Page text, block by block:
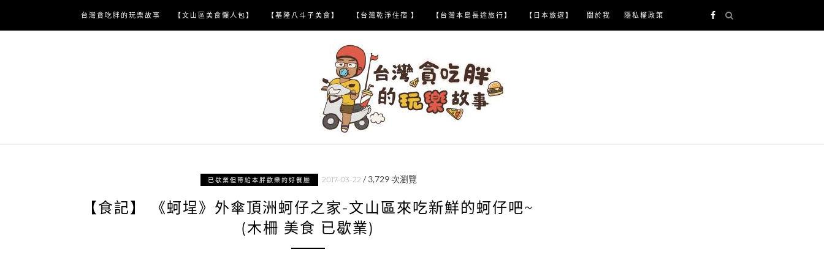
content
台灣貪吃胖的玩樂故事 【文山區美食懶人包】 【基隆八斗子美食】 【台灣乾淨住宿 】 【台灣本島長途旅行】 【日本旅遊】 關於我 隱私權政策
已歇業但帶給本胖歡樂的好餐廳 2017-03-22 / 3,729次瀏覽
【食記】 《蚵埕》外傘頂洲蚵仔之家-文山區來吃新鮮的蚵仔吧~
(木柵 美食 已歇業)